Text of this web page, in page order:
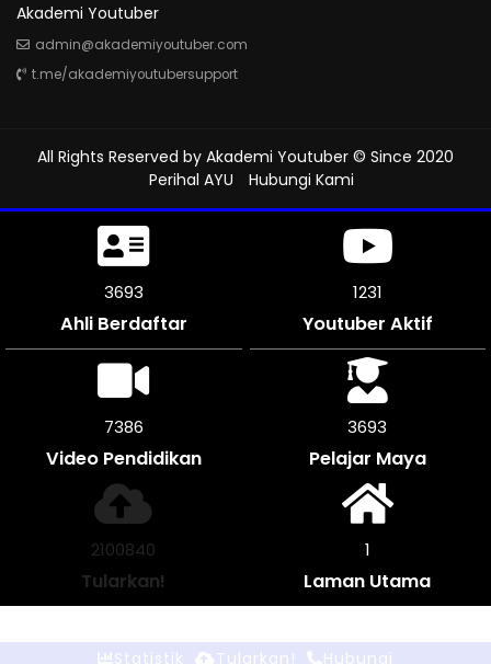
Akademi Youtuber
admin@akademiyoutuber.com
t.me/akademiyoutubersupport
All Rights Reserved by Akademi Youtuber © Since 2020
Perihal AYU
Hubungi Kami
4047
Ahli Berdaftar
1312
Youtuber Aktif
8094
Video Pendidikan
4047
Pelajar Maya
2302384
Tularkan!
1
Laman Utama
Statistik Tularkan! Hubungi